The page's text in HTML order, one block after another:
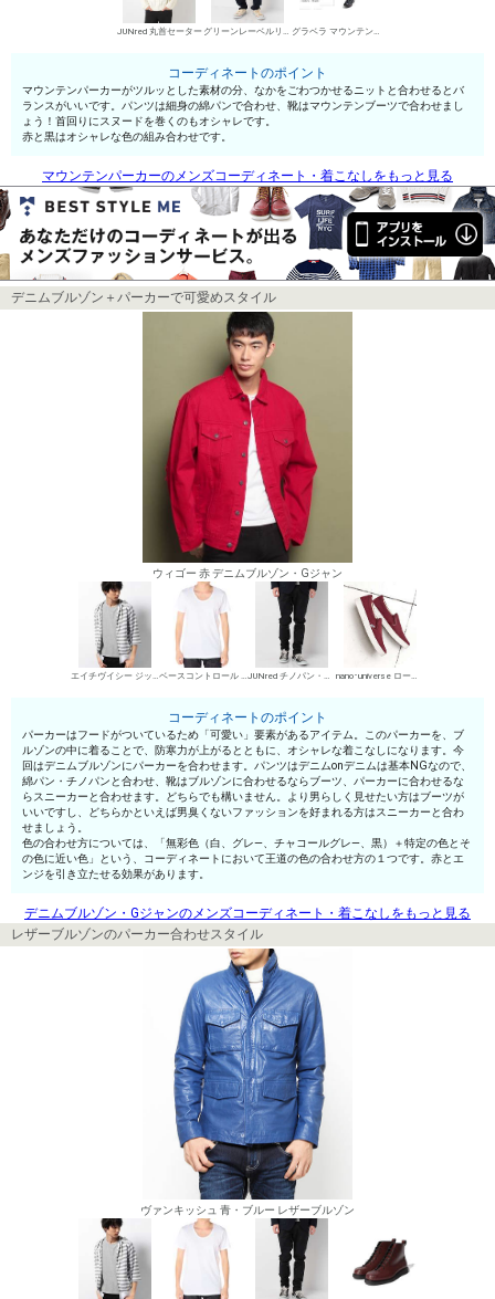
JUNred 丸首セーター グリーンレーベルリラクシング チノパン・綿パン グラベラ マウンテンブーツ
コーディネートのポイント
マウンテンパーカーがツルッとした素材の分、なかをごわつかせるニットと合わせるとバ
ランスがいいです。パンツは細身の綿パンで合わせ、靴はマウンテンブーツで合わせまし
ょう！首回りにスヌードを巻くのもオシャレです。
赤と黒はオシャレな色の組み合わせです。
マウンテンパーカーのメンズコーディネート・着こなしをもっと見る
デニムブルゾン＋パーカーで可愛めスタイル
ウィゴー 赤 デニムブルゾン・Gジャン
エイチヴイシー ジップアップパーカー ベースコントロール UネックTシャツ JUNred チノパン・綿パン nano･universe ローカットスニーカー
コーディネートのポイント
パーカーはフードがついているため「可愛い」要素があるアイテム。このパーカーを、ブ
ルゾンの中に着ることで、防寒力が上がるとともに、オシャレな着こなしになります。今
回はデニムブルゾンにパーカーを合わせます。パンツはデニムonデニムは基本NGなので、
綿パン・チノパンと合わせ、靴はブルゾンに合わせるならブーツ、パーカーに合わせるな
らスニーカーと合わせます。どちらでも構いません。より男らしく見せたい方はブーツが
いいですし、どちらかといえば男臭くないファッションを好まれる方はスニーカーと合わ
せましょう。
色の合わせ方については、「無彩色（白、グレ—、チャコールグレ—、黒）＋特定の色とそ
の色に近い色」という、コーディネートにおいて王道の色の合わせ方の１つです。赤とエ
ンジを引き立たせる効果があります。
デニムブルゾン・Gジャンのメンズコーディネート・着こなしをもっと見る
レザーブルゾンのパーカー合わせスタイル
ヴァンキッシュ 青・ブルー レザーブルゾン